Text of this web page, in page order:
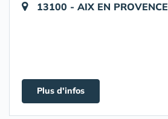
13100 - AIX EN PROVENCE
Plus d'infos